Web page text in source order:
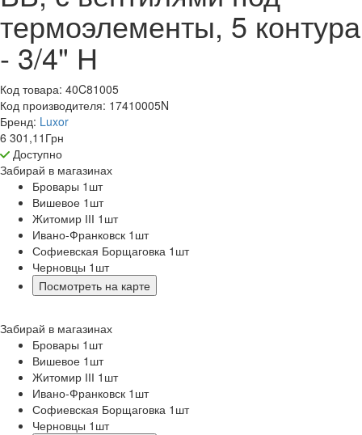
термоэлементы, 5 контура
- 3/4" Н
Код товара: 40C81005
Код производителя: 17410005N
Бренд: Luxor
6 301,11 Грн
Доступно
Забирай в магазинах
Бровары 1 шт
Вишевое 1 шт
Житомир ІІІ 1 шт
Ивано-Франковск 1 шт
Софиевская Борщаговка 1 шт
Черновцы 1 шт
Посмотреть на карте
Забирай в магазинах
Бровары 1 шт
Вишевое 1 шт
Житомир ІІІ 1 шт
Ивано-Франковск 1 шт
Софиевская Борщаговка 1 шт
Черновцы 1 шт